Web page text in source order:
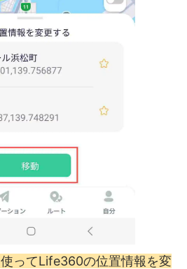
ってLife360の位置情報を変